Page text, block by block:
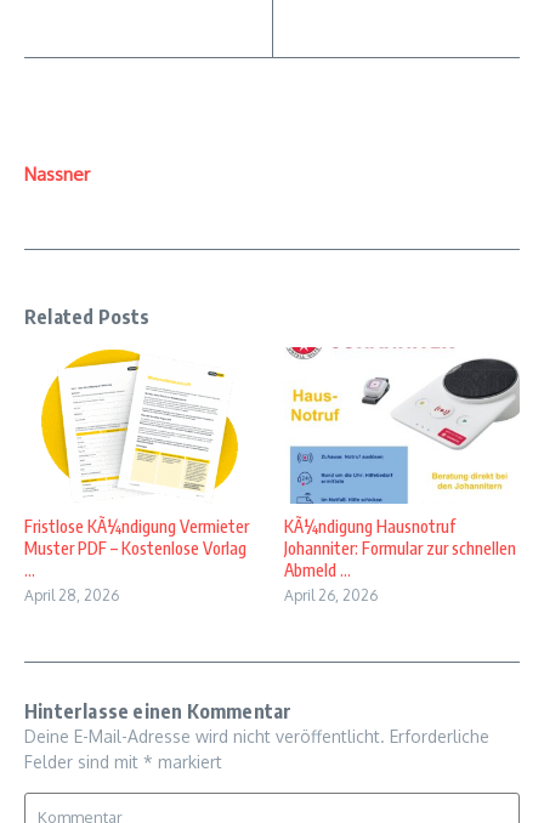
Nassner
Related Posts
Fristlose KÃ¼ndigung Vermieter
Muster PDF – Kostenlose Vorlag
...
April 28, 2026
KÃ¼ndigung Hausnotruf
Johanniter: Formular zur schnellen
Abmeld ...
April 26, 2026
Hinterlasse einen Kommentar
Deine E-Mail-Adresse wird nicht veröffentlicht. Erforderliche
Felder sind mit * markiert